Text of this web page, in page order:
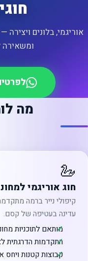
אוריגמי, בלונים
ומשאירה
מה
🦢
חוג אוריגמי
קיפולי נייר ברמה
עדינה בעטיפה של קסם.
מותאם לתוכניות
התקדמות הדרגתית
קבוצות קטנות ויחס